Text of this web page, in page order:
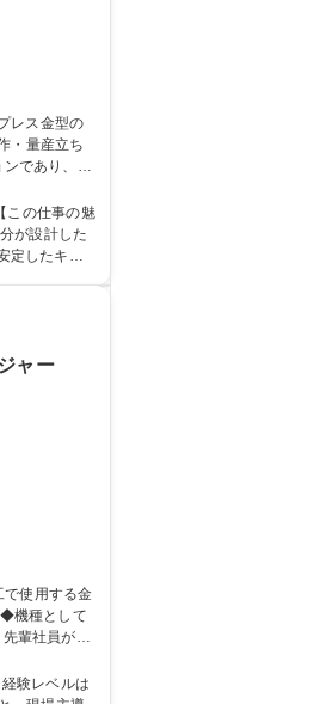
であり、設
が設計した
定したキャ
ャー
輩社員がOJ
験レベルは